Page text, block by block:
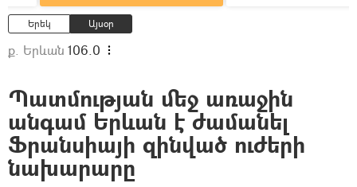
Երեկ Այսօր
ք. Երևան 106.0
Պատմության մեջ առաջին
անգամ Երևան է ժամանել
Ֆրանսիայի զինված ուժերի
նախարարը